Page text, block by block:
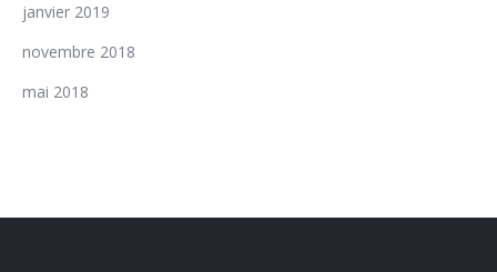
janvier 2019
novembre 2018
mai 2018